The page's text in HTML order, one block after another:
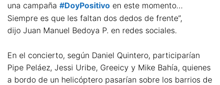
una campaña #DoyPositivo en este momento…
Siempre es que les faltan dos dedos de frente”,
dijo Juan Manuel Bedoya P. en redes sociales.
En el concierto, según Daniel Quintero, participarían
Pipe Peláez, Jessi Uribe, Greeicy y Mike Bahía, quienes
a bordo de un helicóptero pasarían sobre los barrios de